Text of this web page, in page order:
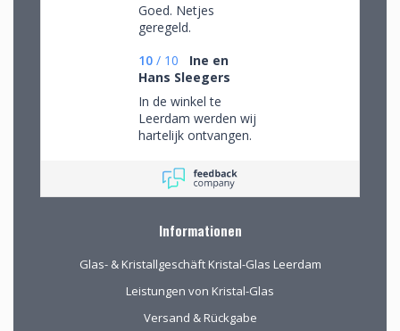
Goed. Netjes
geregeld.
10 / 10
Ine en
Hans Sleegers
In de winkel te
Leerdam werden wij
hartelijk ontvangen.
rondkijken om alle
aanwezige pracht te
bewonderen en
de juiste keuzes te
van ver kwamen
werd de aangeboden
gewaardeerd.
Informationen
Glas- & Kristallgeschäft Kristal-Glas Leerdam
Leistungen von Kristal-Glas
Versand & Rückgabe